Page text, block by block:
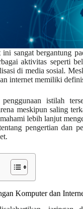
sangat bergantung
aktivitas seperti
di media sosial.
internet memiliki
istilah
meskipun saling
lebih lanjut
pengertian dan
Komputer dan